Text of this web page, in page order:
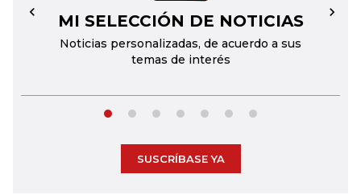
MI SELECCIÓN DE NOTICIAS
Noticias personalizadas, de acuerdo a sus
temas de interés
← →
SUSCRÍBASE YA